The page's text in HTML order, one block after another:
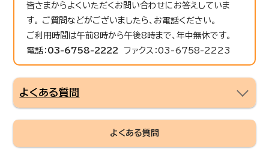
皆さまからよくいただくお問い合わせにお答えしていま
す。 ご質問などがございましたら、お電話ください。
ご利用時間は午前8時から午後8時まで、年中無休です。
電話： 03-6758-2222 ファクス：03-6758-2223
よくある質問
よくある質問